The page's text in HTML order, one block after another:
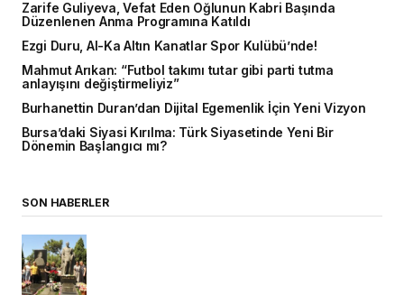
Zarife Guliyeva, Vefat Eden Oğlunun Kabri Başında
Düzenlenen Anma Programına Katıldı
Ezgi Duru, Al-Ka Altın Kanatlar Spor Kulübü’nde!
Mahmut Arıkan: “Futbol takımı tutar gibi parti tutma
anlayışını değiştirmeliyiz”
Burhanettin Duran’dan Dijital Egemenlik İçin Yeni Vizyon
Bursa’daki Siyasi Kırılma: Türk Siyasetinde Yeni Bir
Dönemin Başlangıcı mı?
SON HABERLER